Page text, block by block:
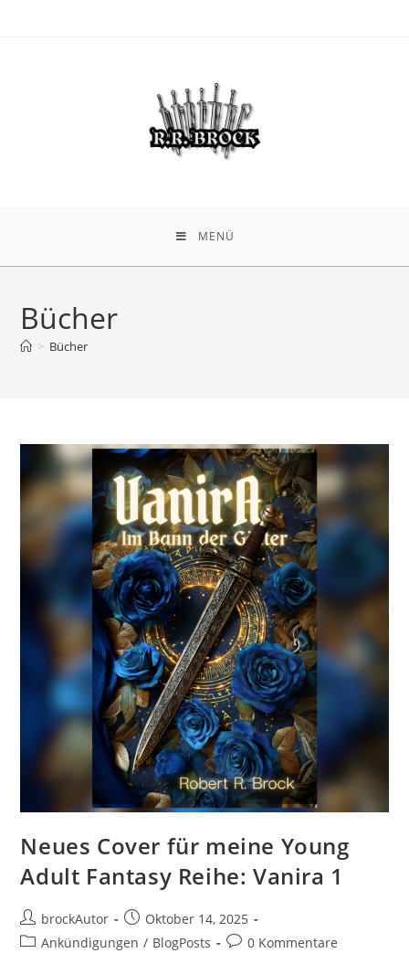
MENÜ
Bücher
> Bücher
Neues Cover für meine Young
Adult Fantasy Reihe: Vanira 1
brockAutor
Oktober 14, 2025
Ankündigungen / BlogPosts 0 Kommentare